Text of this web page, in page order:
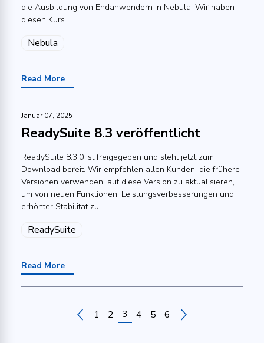
die Ausbildung von Endanwendern in Nebula. Wir haben
diesen Kurs ...
Nebula
Read More
Januar 07, 2025
ReadySuite 8.3 veröffentlicht
ReadySuite 8.3.0 ist freigegeben und steht jetzt zum
Download bereit. Wir empfehlen allen Kunden, die frühere
Versionen verwenden, auf diese Version zu aktualisieren,
um von neuen Funktionen, Leistungsverbesserungen und
erhöhter Stabilität zu ...
ReadySuite
Read More
1 2 3 4 5 6